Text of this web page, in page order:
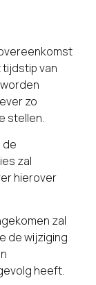
van
zo
stellen.
de
zal
hierover
zal
de wijziging
heeft.